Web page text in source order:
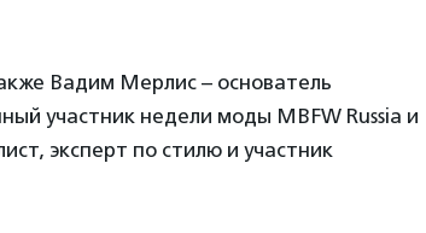
Вадим Мерлис – основатель
участник недели моды MBFW Russia и
эксперт по стилю и участник